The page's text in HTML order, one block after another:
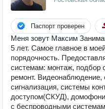
Паспорт проверен
Меня зовут Максим
5 лет. Самое главное в
порядочность.
системам: монтаж, подбор
ремонт. Видеонаблюдение,
сигнализация, системы
доступом(СКУД),
с беспроводными